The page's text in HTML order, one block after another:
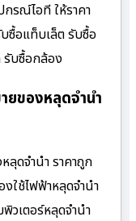
รณ์ไอที ให้ราคา
ซื้อแท็บเล็ต รับซื้อ
รับซื้อกล้อง
ยของหลุดจำนำ
ดจำนำ ราคาถูก
ใช้ไฟฟ้าหลุดจำนำ
วเตอร์หลุดจำนำ